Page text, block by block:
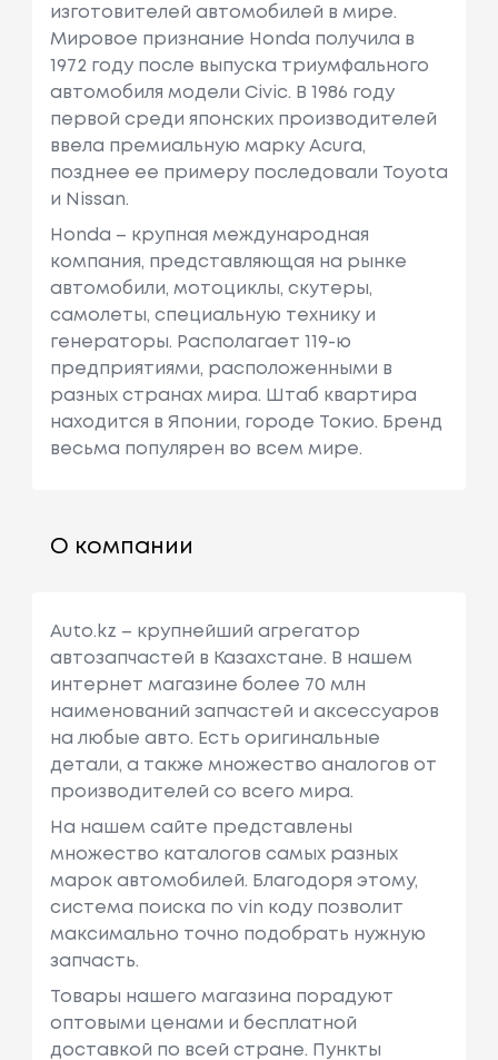
изготовителей автомобилей в мире.
Мировое признание Honda получила в
1972 году после выпуска триумфального
автомобиля модели Civic. В 1986 году
первой среди японских производителей
ввела премиальную марку Acura,
позднее ее примеру последовали Toyota
и Nissan.
Honda – крупная международная
компания, представляющая на рынке
автомобили, мотоциклы, скутеры,
самолеты, специальную технику и
генераторы. Располагает 119-ю
предприятиями, расположенными в
разных странах мира. Штаб квартира
находится в Японии, городе Токио. Бренд
весьма популярен во всем мире.
О компании
Auto.kz – крупнейший агрегатор
автозапчастей в Казахстане. В нашем
интернет магазине более 70 млн
наименований запчастей и аксессуаров
на любые авто. Есть оригинальные
детали, а также множество аналогов от
производителей со всего мира.
На нашем сайте представлены
множество каталогов самых разных
марок автомобилей. Благодоря этому,
система поиска по vin коду позволит
максимально точно подобрать нужную
запчасть.
Товары нашего магазина порадуют
оптовыми ценами и бесплатной
доставкой по всей стране. Пункты